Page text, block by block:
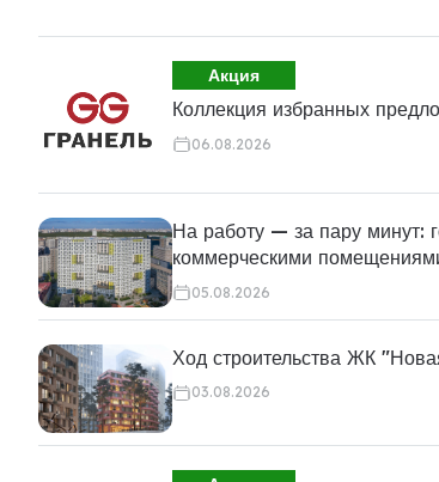
Акция
Коллекция избранных
06.08.2026
На работу — за пару минут:
коммерческими
05.08.2026
Ход строительства ЖК
03.08.2026